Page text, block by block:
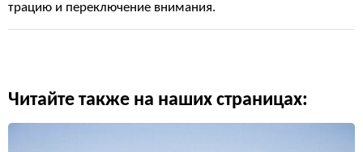
трацию и переключение внимания.
Читайте также на наших страницах: